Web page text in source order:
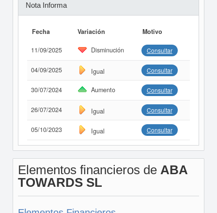
Nota Informa
Fecha Variación Motivo
11/09/2025 Disminución Consultar
04/09/2025 Igual Consultar
30/07/2024 Aumento Consultar
26/07/2024 Igual Consultar
05/10/2023 Igual Consultar
Elementos financieros de ABA
TOWARDS SL